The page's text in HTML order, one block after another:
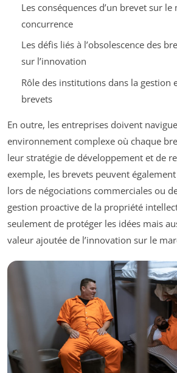
Les conséquences d’un brevet sur le
concurrence
Les défis liés à l’obsolescence des
sur l’innovation
Rôle des institutions dans la gestion
brevets
En outre, les entreprises doivent
environnement complexe où chaque
leur stratégie de développement et de
exemple, les brevets peuvent
lors de négociations commerciales ou
gestion proactive de la propriété
seulement de protéger les idées mais
valeur ajoutée de l’innovation sur le